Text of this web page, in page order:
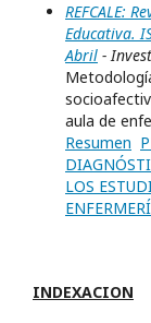
REFCALE:
Educativa.
Abril -
aula de
Resumen
LOS
INDEXACION